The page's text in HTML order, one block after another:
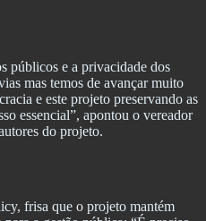
públicos e a privacidade dos
mas temos de avançar muito
e este projeto preservando as
essencial”, apontou o vereador
do projeto.
frisa que o projeto mantém